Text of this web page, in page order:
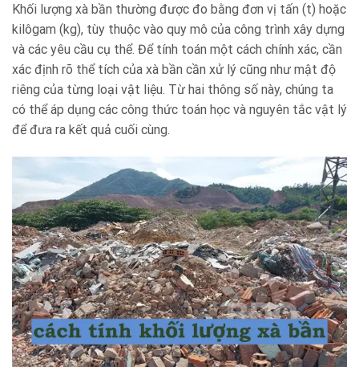
Khối lượng xà bần thường được đo bằng đơn vị tấn (t) hoặc
kilôgam (kg), tùy thuộc vào quy mô của công trình xây dựng
và các yêu cầu cụ thể. Để tính toán một cách chính xác, cần
xác định rõ thể tích của xà bần cần xử lý cũng như mật độ
riêng của từng loại vật liệu. Từ hai thông số này, chúng ta
có thể áp dụng các công thức toán học và nguyên tắc vật lý
để đưa ra kết quả cuối cùng.